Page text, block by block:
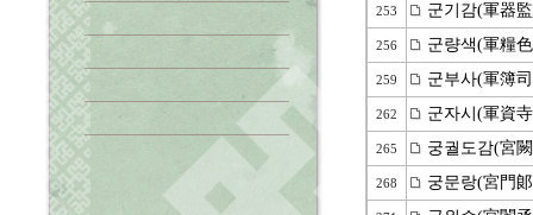
253 군기감(軍器
256 군량색(軍糧
259 군부사(軍簿
262 군자시(軍資
265 궁궐도감(宮
268 궁문랑(宮門